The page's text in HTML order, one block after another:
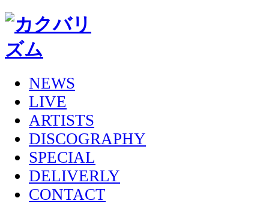
NEWS
LIVE
ARTISTS
DISCOGRAPHY
SPECIAL
DELIVERLY
CONTACT